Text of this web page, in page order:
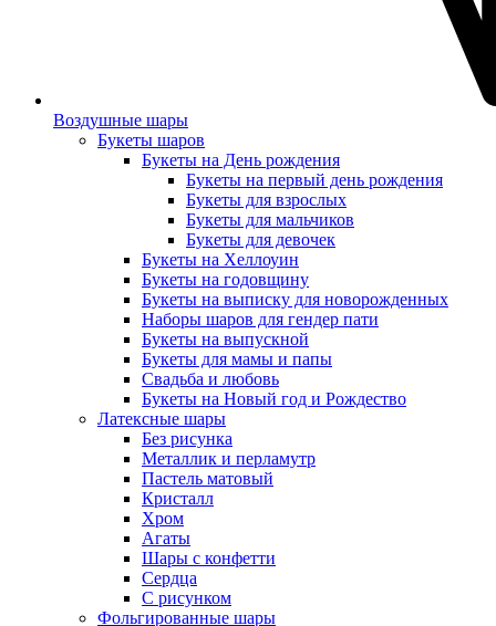
Воздушные шары
Букеты шаров
Букеты на День рождения
Букеты на первый день рождения
Букеты для взрослых
Букеты для мальчиков
Букеты для девочек
Букеты на Хеллоуин
Букеты на годовщину
Букеты на выписку для новорожденных
Наборы шаров для гендер пати
Букеты на выпускной
Букеты для мамы и папы
Свадьба и любовь
Букеты на Новый год и Рождество
Латексные шары
Без рисунка
Металлик и перламутр
Пастель матовый
Кристалл
Хром
Агаты
Шары с конфетти
Сердца
С рисунком
Фольгированные шары